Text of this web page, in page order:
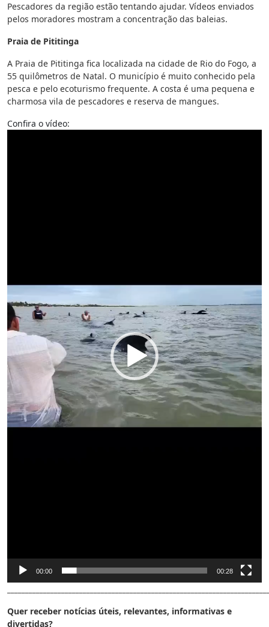
Pescadores da região estão tentando ajudar. Vídeos enviados
pelos moradores mostram a concentração das baleias.
Praia de Pititinga
A Praia de Pititinga fica localizada na cidade de Rio do Fogo, a
55 quilômetros de Natal. O município é muito conhecido pela
pesca e pelo ecoturismo frequente. A costa é uma pequena e
charmosa vila de pescadores e reserva de mangues.
Confira o vídeo:
00:00 00:28
Quer receber notícias úteis, relevantes, informativas e
divertidas?